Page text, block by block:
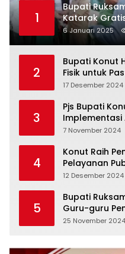
1
Bupati
Katarak
bagi
6 Januari 2025
2
Bupati Konut
Fisik untuk
Perencanaan
17 Desember 2024
3
Pjs Bupati
Implementasi
Emas
7 November 2024
4
Konut Raih
Pelayanan
Menuju
12 Desember 2024
5
Bupati
Guru-guru
25 November 2024